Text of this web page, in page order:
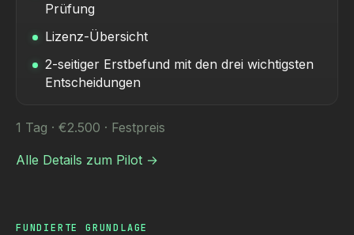
Prüfung
Lizenz-Übersicht
2-seitiger Erstbefund mit den drei wichtigsten
Entscheidungen
1 Tag · €2.500 · Festpreis
Alle Details zum Pilot →
FUNDIERTE GRUNDLAGE